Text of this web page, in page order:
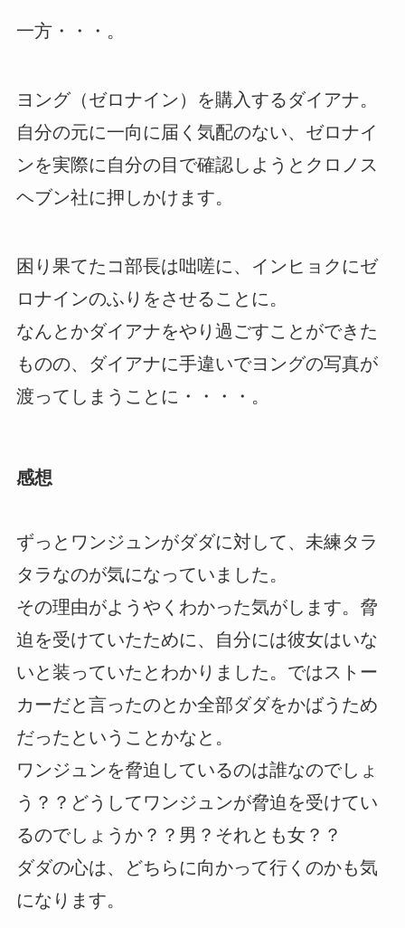
一方・・・。
ヨング（ゼロナイン）を購入するダイアナ。
自分の元に一向に届く気配のない、ゼロナイ
ンを実際に自分の目で確認しようとクロノス
ヘブン社に押しかけます。
困り果てたコ部長は咄嗟に、インヒョクにゼ
ロナインのふりをさせることに。
なんとかダイアナをやり過ごすことができた
ものの、ダイアナに手違いでヨングの写真が
渡ってしまうことに・・・・。
感想
ずっとワンジュンがダダに対して、未練タラ
タラなのが気になっていました。
その理由がようやくわかった気がします。脅
迫を受けていたために、自分には彼女はいな
いと装っていたとわかりました。ではストー
カーだと言ったのとか全部ダダをかばうため
だったということかなと。
ワンジュンを脅迫しているのは誰なのでしょ
う？？どうしてワンジュンが脅迫を受けてい
るのでしょうか？？男？それとも女？？
ダダの心は、どちらに向かって行くのかも気
になります。